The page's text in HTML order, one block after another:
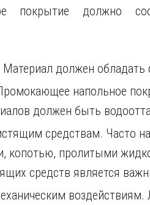
покрытие должно
Материал должен
напольное
должен быть
средствам. Часто
копотью, пролитыми
средств является